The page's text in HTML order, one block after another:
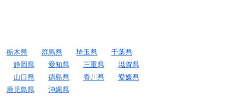
栃木県 群馬県 埼玉県
千葉県
静岡県 愛知県 三重県
滋賀県
山口県 徳島県 香川県
愛媛県
鹿児島県 沖縄県